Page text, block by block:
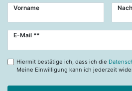
Vorname
E-Mail **
Newsletter
Hiermit bestätige ich, dass ich die
Meine Einwilligung kann ich jederzeit